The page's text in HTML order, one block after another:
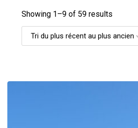
Showing 1–9 of 59 results